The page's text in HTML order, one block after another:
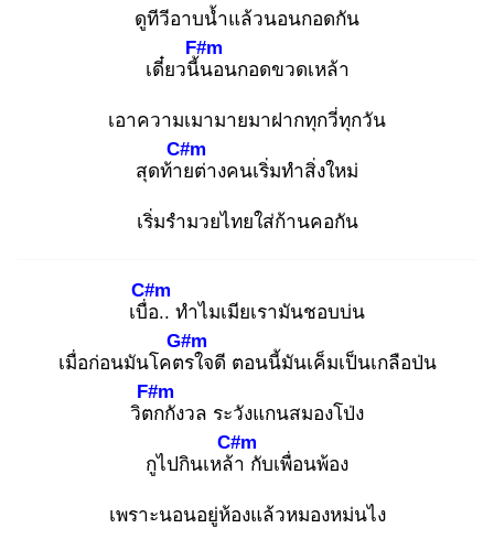
ดูทีวีอาบนํ้าแล้วนอนกอดกัน
เดี๋ยวนี้น
F#m
อนกอดขวดเหล้า
เอาความเมามายมาฝากทุกวี่ทุกวัน
สุดท้าย
C#m
ต่างคนเริ่มทำสิ่งใหม่
เริ่มรำมวยไทยใส่ก้านคอกัน
เบื่อ
C#m
.. ทำไมเมียเรามันชอบบ่น
เมื่อก่อนมันโคตร
G#m
ใจดี ตอนนี้มันเค็มเป็นเกลือป่น
วิตก
F#m
กังวล ระวังแกนสมองโป่ง
กูไปกินเหล้า
C#m
กับเพื่อนพ้อง
เพราะนอนอยู่ห้องแล้วหมองหม่นไง